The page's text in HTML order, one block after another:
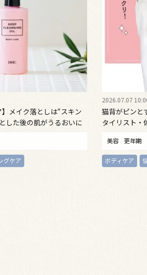
】メイク落としは“スキン
した後の肌がうるおいに
グケア
2026.07.07
猫背がピンと
タイリスト・
美容 更年期
ボディケア